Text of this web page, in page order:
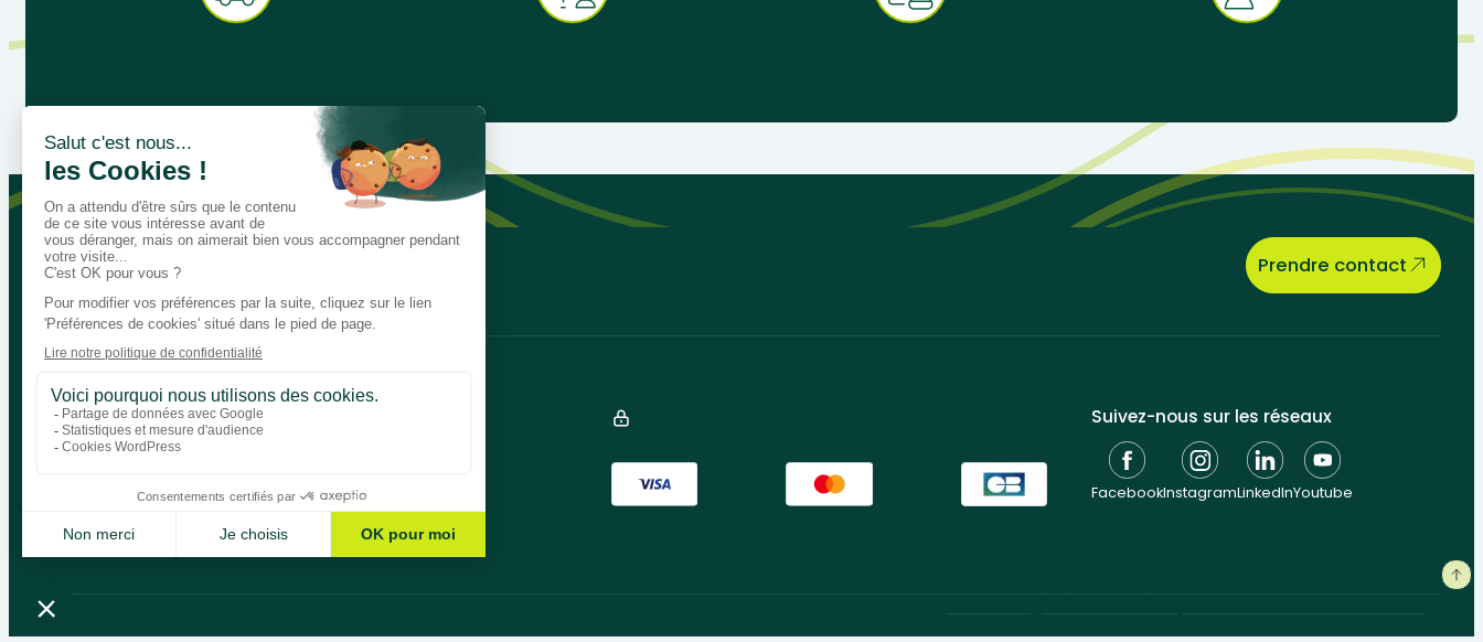
Parlons de vos besoins pédagogiques, nous sommes là pour vous aider. Prendre contact
Bégénat
Niveau d’enseignement
Politique de retour
Suivez-nous sur les réseaux
FacebookInstagramLinkedInYoutube